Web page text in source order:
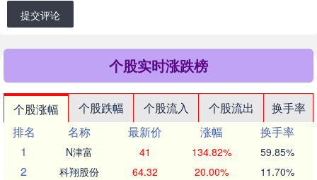
提交评论
个股实时涨跌榜
个股涨幅 个股跌幅 个股流入 个股流出
换手率
排名
名称 最新价 涨幅
换手率
1
N津富 41 134.82% 59.85%
2 科翔股份 64.32 20.00% 11.70%